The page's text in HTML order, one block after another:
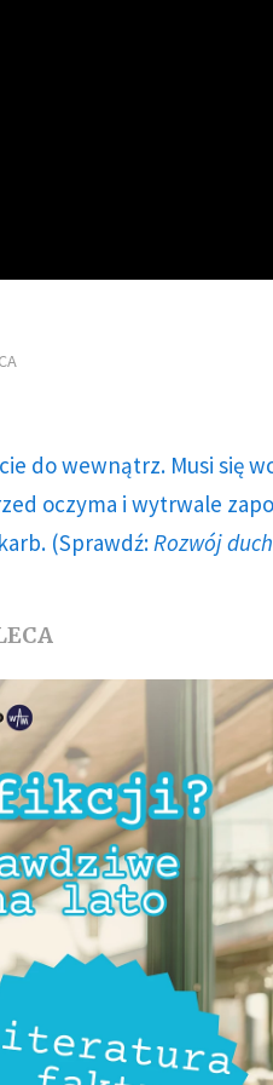
do wewnątrz. Musi się
oczyma i wytrwale
(Sprawdź: Rozwój